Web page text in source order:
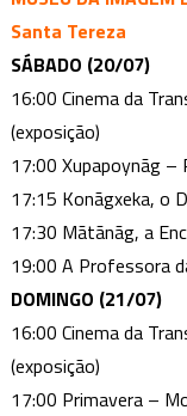
Santa Tereza
SÁBADO (20/07)
16:00 Cinema da
(exposição)
17:00 Xupapoynãg –
17:15 Konãgxeka, o
17:30 Mãtãnãg, a
19:00 A Professora
DOMINGO (21/07)
16:00 Cinema da
(exposição)
17:00 Primavera –